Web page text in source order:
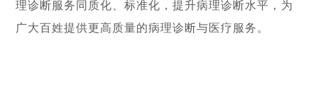
理诊断服务同质化、标准化，提升病理诊断水平，为
广大百姓提供更高质量的病理诊断与医疗服务。